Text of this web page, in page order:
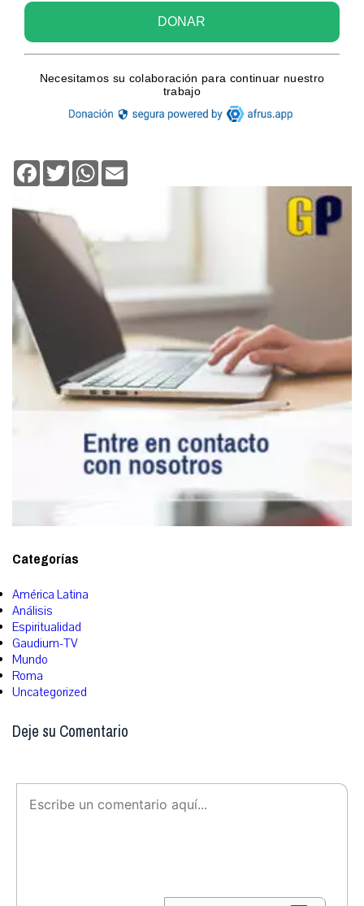
Facebook
TwitterWhatsApp
Categorías
América Latina
Análisis
Espiritualidad
Gaudium-TV
Mundo
Roma
Uncategorized
Deje su Comentario